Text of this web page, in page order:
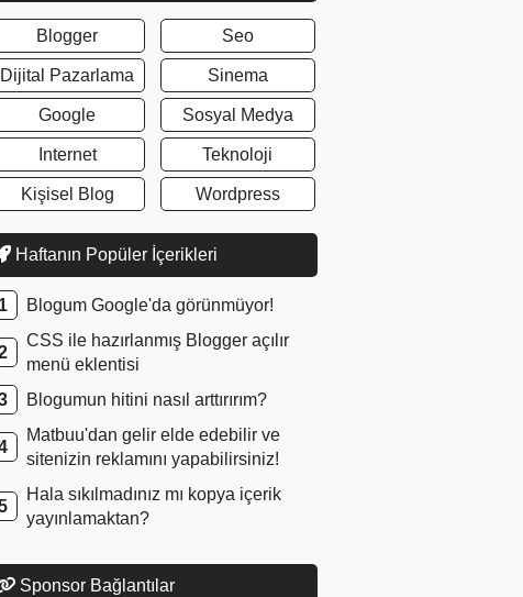
Blogger
Dijital Pazarlama
Google
Internet
Kişisel Blog
Seo
Sinema
Sosyal Medya
Teknoloji
Wordpress
Haftanın Popüler İçerikleri
Blogum Google'da görünmüyor!
CSS ile hazırlanmış Blogger açılır
menü eklentisi
Blogumun hitini nasıl arttırırım?
Matbuu'dan gelir elde edebilir ve
sitenizin reklamını yapabilirsiniz!
Hala sıkılmadınız mı kopya içerik
yayınlamaktan?
Sponsor Bağlantılar